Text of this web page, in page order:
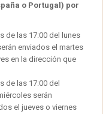
o Portugal) por
de las 17:00 del lunes
enviados el martes
en la dirección que
de las 17:00 del
serán
el jueves o viernes